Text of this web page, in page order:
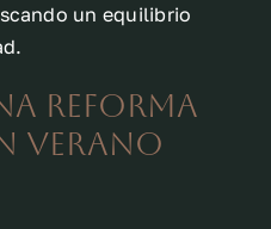
un equilibrio
reforma
verano